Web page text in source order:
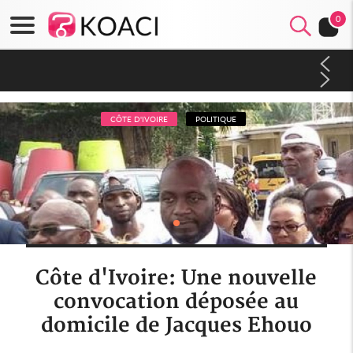
0
arriérés du SMIG 2023
CÔTE D'IVOIRE POLITIQUE
Côte d'Ivoire: Une nouvelle
convocation déposée au
domicile de Jacques Ehouo